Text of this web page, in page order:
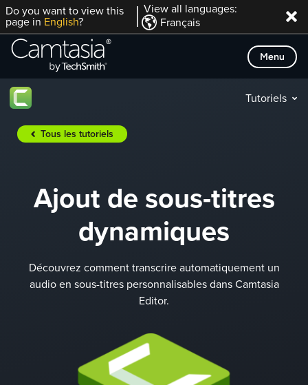
Passer
directement
contenu
Do you want to view this
page in English?
View all languages:
Français
Menu
Tutoriels
Tous les tutoriels
Ajout de sous-titres
dynamiques
Découvrez comment transcrire automatiquement un
audio en sous-titres personnalisables dans Camtasia
Editor.